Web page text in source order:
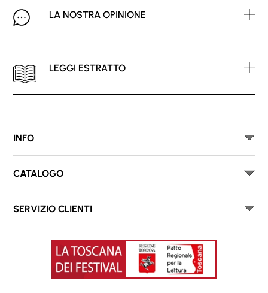
LA NOSTRA OPINIONE
LEGGI ESTRATTO
INFO
CATALOGO
SERVIZIO CLIENTI